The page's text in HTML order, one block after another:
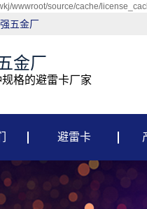
wwwroot/source/cache/
五金厂
金厂
格的避雷卡厂家
避雷卡